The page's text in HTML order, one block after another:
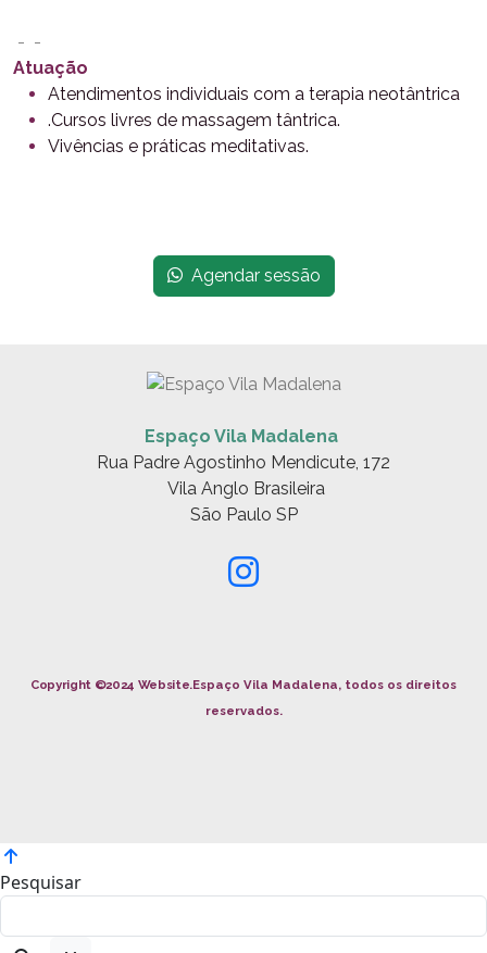
- -
Atuação
Atendimentos individuais com a terapia neotântrica
.Cursos livres de massagem tântrica.
Vivências e práticas meditativas.
Agendar sessão
Espaço Vila Madalena
Rua Padre Agostinho Mendicute, 172
Vila Anglo Brasileira
São Paulo SP
Copyright ©2024 Website.Espaço Vila Madalena, todos os direitos
reservados.
Pesquisar